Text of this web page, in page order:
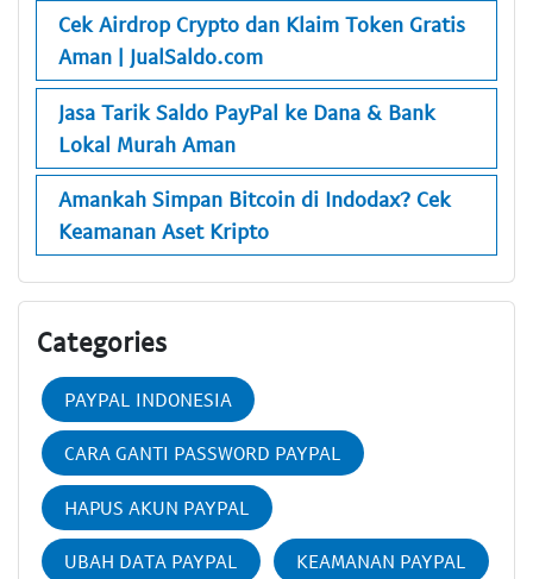
Cek Airdrop Crypto dan Klaim Token Gratis
Aman | JualSaldo.com
Jasa Tarik Saldo PayPal ke Dana & Bank
Lokal Murah Aman
Amankah Simpan Bitcoin di Indodax? Cek
Keamanan Aset Kripto
Categories
PAYPAL INDONESIA
CARA GANTI PASSWORD PAYPAL
HAPUS AKUN PAYPAL
UBAH DATA PAYPAL KEAMANAN PAYPAL